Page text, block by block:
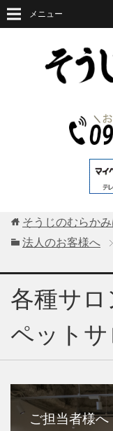
メニュー
そうじのむらか
法人のお客様へ
各種サロ
ペット
ご担当者様へ